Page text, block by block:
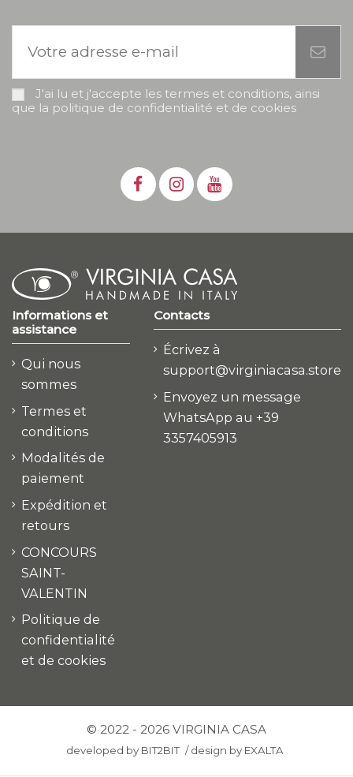
J'ai lu et j'accepte les termes et conditions, ainsi
que la politique de confidentialité et de cookies
Informations et
assistance
Qui nous
sommes
Termes et
conditions
Modalités de
paiement
Expédition et
retours
CONCOURS
SAINT-
VALENTIN
Politique de
confidentialité
et de cookies
Contacts
Écrivez à
support@virginiacasa.store
Envoyez un message
WhatsApp au +39
3357405913
© 2022 - 2026 VIRGINIA CASA
developed by BIT2BIT /design by EXALTA